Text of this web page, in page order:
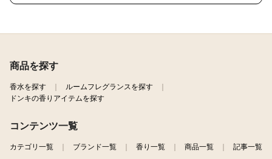
商品を探す
香水を探す
ルームフレグランスを探す
ドンキの香りアイテムを探す
コンテンツ一覧
カテゴリ一覧 ブランド一覧 香り一覧 商品一覧 記事一覧